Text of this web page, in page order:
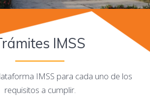
IMSS
IMSS para cada uno de los
requisitos a cumplir.